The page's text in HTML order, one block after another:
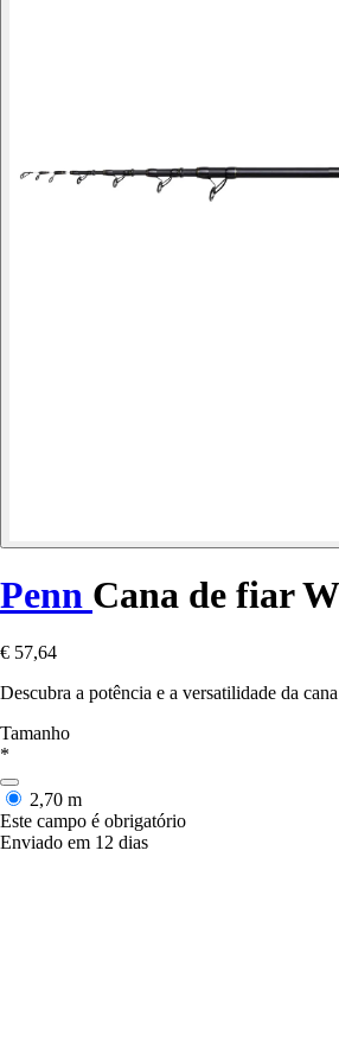
Penn Cana de fiar
€ 57,64
Descubra a potência e a versatilidade da
Tamanho
*
2,70 m
Este campo é obrigatório
Enviado em 12 dias